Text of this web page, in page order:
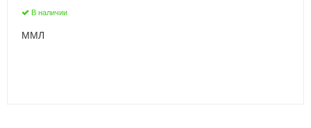
В наличии
ММЛ